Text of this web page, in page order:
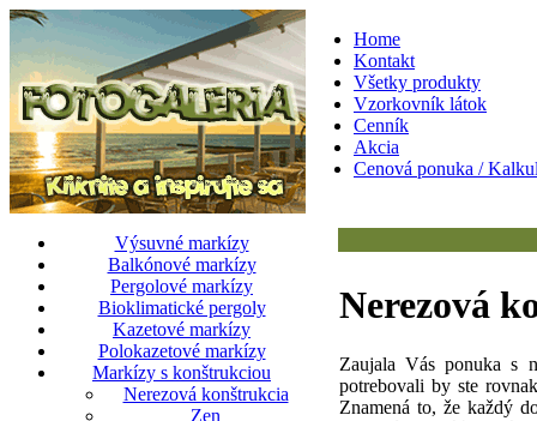
Výsuvné markízy
Balkónové markízy
Pergolové markízy
Bioklimatické pergoly
Kazetové markízy
Polokazetové markízy
Markízy s konštrukciou
Nerezová konštrukcia
Zen
Home
Kontakt
Všetky produkty
Vzorkovník látok
Cenník
Akcia
Cenová ponuka /
Nerezová
Zaujala Vás ponuka s
potrebovali by ste
Znamená to, že každý